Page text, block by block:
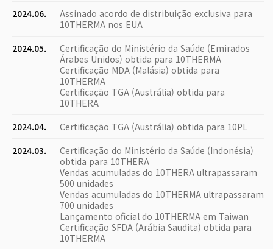
2024.06.
Assinado acordo de distribuição exclusiva para
10THERMA nos EUA
2024.05.
Certificação do Ministério da Saúde (Emirados
Árabes Unidos) obtida para 10THERMA
Certificação MDA (Malásia) obtida para
10THERMA
Certificação TGA (Austrália) obtida para
10THERA
2024.04.
Certificação TGA (Austrália) obtida para 10PL
2024.03.
Certificação do Ministério da Saúde (Indonésia)
obtida para 10THERA
Vendas acumuladas do 10THERA ultrapassaram
500 unidades
Vendas acumuladas do 10THERMA ultrapassaram
700 unidades
Lançamento oficial do 10THERMA em Taiwan
Certificação SFDA (Arábia Saudita) obtida para
10THERMA